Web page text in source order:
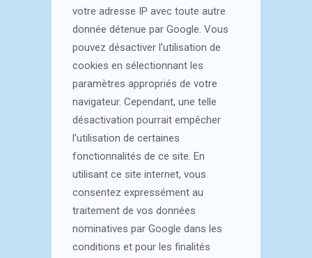
votre adresse IP avec toute autre
donnée détenue par Google. Vous
pouvez désactiver l’utilisation de
cookies en sélectionnant les
paramètres appropriés de votre
navigateur. Cependant, une telle
désactivation pourrait empêcher
l’utilisation de certaines
fonctionnalités de ce site. En
utilisant ce site internet, vous
consentez expressément au
traitement de vos données
nominatives par Google dans les
conditions et pour les finalités